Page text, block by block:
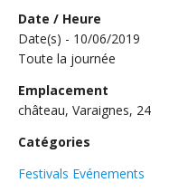
Date / Heure
Date(s) - 10/06/2019
Toute la journée
Emplacement
château, Varaignes, 24
Catégories
Festivals Evénements